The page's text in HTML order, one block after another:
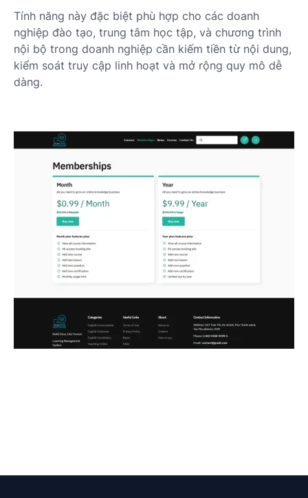
Tính năng này đặc biệt phù hợp cho các doanh
nghiệp đào tạo, trung tâm học tập, và chương trình
nội bộ trong doanh nghiệp cần kiếm tiền từ nội dung,
kiểm soát truy cập linh hoạt và mở rộng quy mô dễ
dàng.